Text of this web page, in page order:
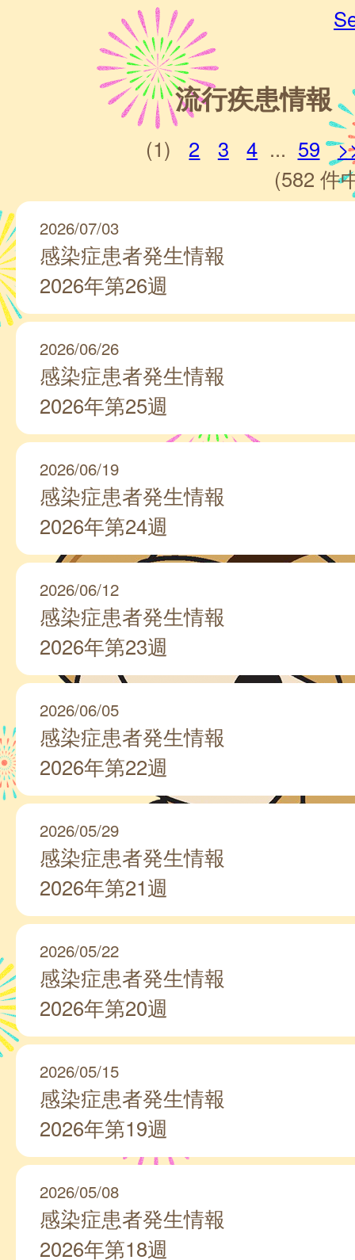
流行疾患情報
(1) 2 3 4 ... 59
(582 件
2026/07/03
感染症患者発生情報
2026年第26週
2026/06/26
感染症患者発生情報
2026年第25週
2026/06/19
感染症患者発生情報
2026年第24週
2026/06/12
感染症患者発生情報
2026年第23週
2026/06/05
感染症患者発生情報
2026年第22週
2026/05/29
感染症患者発生情報
2026年第21週
2026/05/22
感染症患者発生情報
2026年第20週
2026/05/15
感染症患者発生情報
2026年第19週
2026/05/08
感染症患者発生情報
2026年第18週